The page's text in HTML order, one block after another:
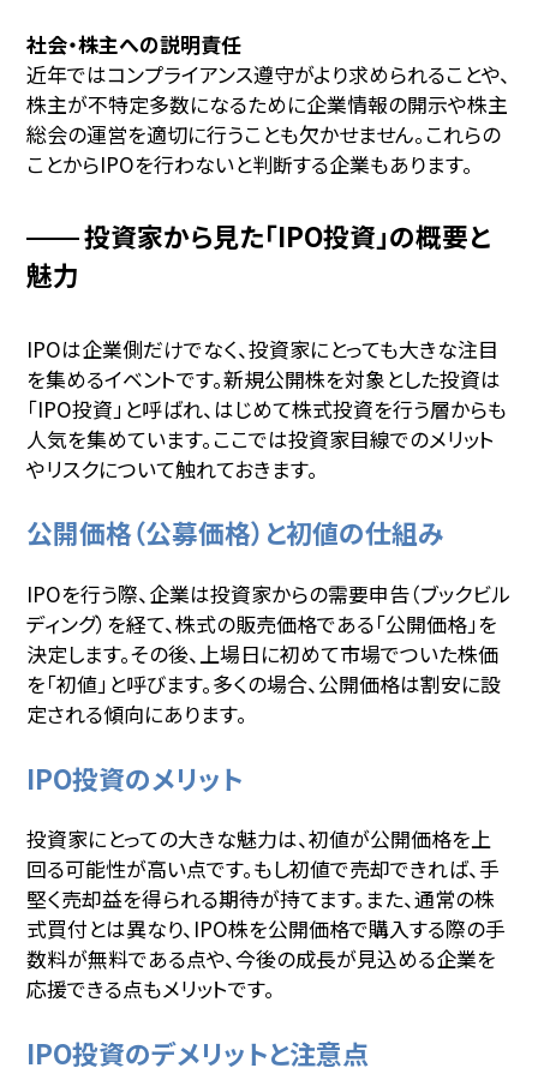
社会・株主への説明責任
近年ではコンプライアンス遵守がより求められることや、
株主が不特定多数になるために企業情報の開示や株主
総会の運営を適切に行うことも欠かせません。これらの
ことからIPOを行わないと判断する企業もあります。
投資家から見た「IPO投資」の概要と
魅力
IPOは企業側だけでなく、投資家にとっても大きな注目
を集めるイベントです。新規公開株を対象とした投資は
「IPO投資」と呼ばれ、はじめて株式投資を行う層からも
人気を集めています。ここでは投資家目線でのメリット
やリスクについて触れておきます。
公開価格（公募価格）と初値の仕組み
IPOを行う際、企業は投資家からの需要申告（ブックビル
ディング）を経て、株式の販売価格である「公開価格」を
決定します。その後、上場日に初めて市場でついた株価
を「初値」と呼びます。多くの場合、公開価格は割安に設
定される傾向にあります。
IPO投資のメリット
投資家にとっての大きな魅力は、初値が公開価格を上
回る可能性が高い点です。もし初値で売却できれば、手
堅く売却益を得られる期待が持てます。また、通常の株
式買付とは異なり、IPO株を公開価格で購入する際の手
数料が無料である点や、今後の成長が見込める企業を
応援できる点もメリットです。
IPO投資のデメリットと注意点